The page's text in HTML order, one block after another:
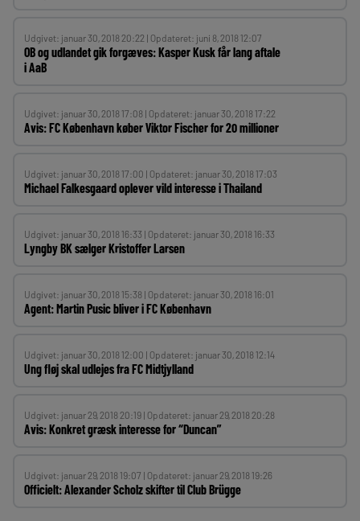
Udgivet: januar 30, 2018 20:22 | Opdateret: juni 8, 2018 12:07
OB og udlandet gik forgæves: Kasper Kusk får lang aftale
i AaB
Udgivet: januar 30, 2018 17:08 | Opdateret: januar 30, 2018 17:22
Avis: FC København køber Viktor Fischer for 20 millioner
Udgivet: januar 30, 2018 17:00 | Opdateret: januar 30, 2018 17:03
Michael Falkesgaard oplever vild interesse i Thailand
Udgivet: januar 30, 2018 16:33 | Opdateret: januar 30, 2018 16:33
Lyngby BK sælger Kristoffer Larsen
Udgivet: januar 30, 2018 15:38 | Opdateret: januar 30, 2018 16:01
Agent: Martin Pusic bliver i FC København
Udgivet: januar 30, 2018 12:00 | Opdateret: januar 30, 2018 12:14
Ung fløj skal udlejes fra FC Midtjylland
Udgivet: januar 29, 2018 20:19 | Opdateret: januar 29, 2018 20:28
Avis: Konkret græsk interesse for “Duncan”
Udgivet: januar 29, 2018 19:07 | Opdateret: januar 29, 2018 19:26
Officielt: Alexander Scholz skifter til Club Brügge